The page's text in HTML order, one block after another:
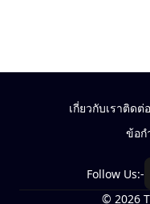
เกี่ยวกับเราติดต่
ข้อก
Follow Us:-
© 2026